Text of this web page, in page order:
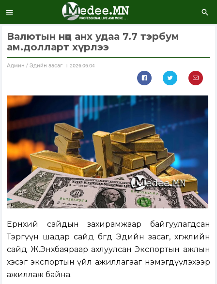
Валютын нөөц анх удаа 7.7 тэрбум
ам.долларт хүрлээ
Aдмин / Эдийн засаг 2026.06.04
Ерөнхий сайдын захирамжаар байгуулагдсан
Тэргүүн шадар сайд бөгөөд Эдийн засаг, хөгжлийн
сайд Ж.Энхбаяраар ахлуулсан Экспортын ажлын
хэсэг экспортын үйл ажиллагааг нэмэгдүүлэхээр
ажиллаж байна.